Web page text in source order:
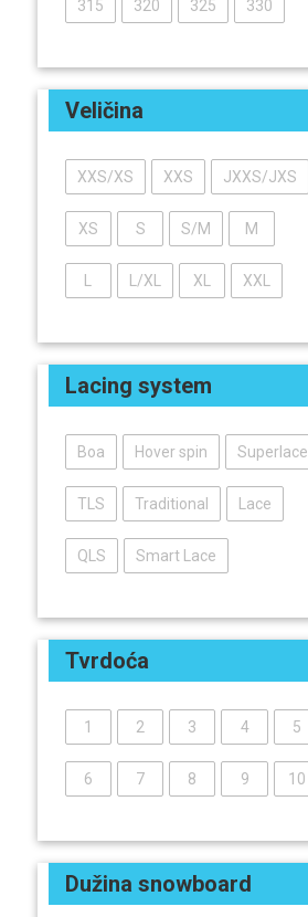
315 320 325 330
Veličina
XXS/XS XXS JXXS/JXS
XS S S/M M
L/XL XL XXL
Lacing system
Boa Hover spin Superlace
TLS Traditional Lace
QLS Smart Lace
Tvrdoća
1 2 3 4 5
6 7 8 9 10
Dužina snowboard